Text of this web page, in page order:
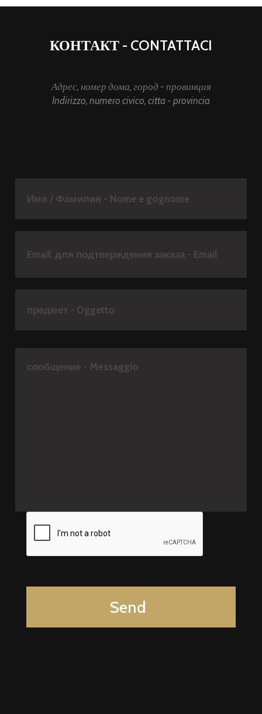
КОНТАКТ - CONTATTACI
Адрес, номер дома, город - провинция
Indirizzo, numero civico, citta - provincia